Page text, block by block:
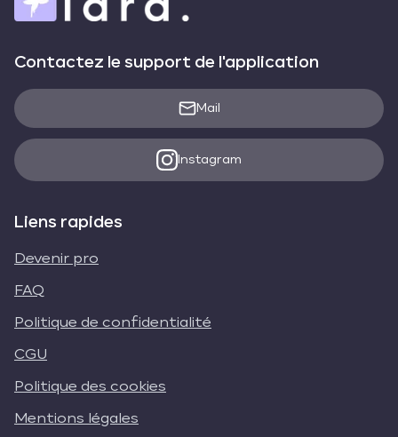
Contactez le support de l'application
Mail
Instagram
Liens rapides
Devenir pro
FAQ
Politique de confidentialité
CGU
Politique des cookies
Mentions légales